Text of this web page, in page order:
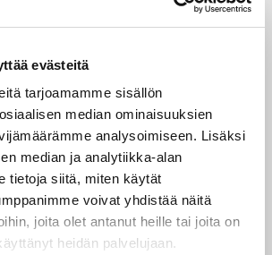
evästeitä
tarjoamamme sisällön
median ominaisuuksien
analysoimiseen. Lisäksi
median ja analytiikka-alan
tietoja siitä, miten käytät
voivat yhdistää näitä
joita olet antanut heille tai joita on
heidän palvelujaan.
muun maankäytön
edistävää tutkimus- ja
joissa vahvistetaan myös
tietopohjaa ja osaamista.
on avainasemassa siinä,
hiiltä. Peltomaan hyvä
myös satovarmuutta.